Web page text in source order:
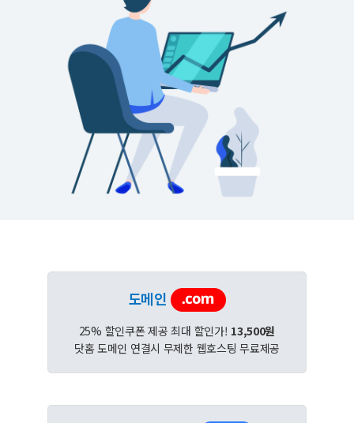
도메인
25% 할인쿠폰 제공 최대 할인가! 13,500원
닷홈 도메인 연결시 무제한 웹호스팅 무료제공